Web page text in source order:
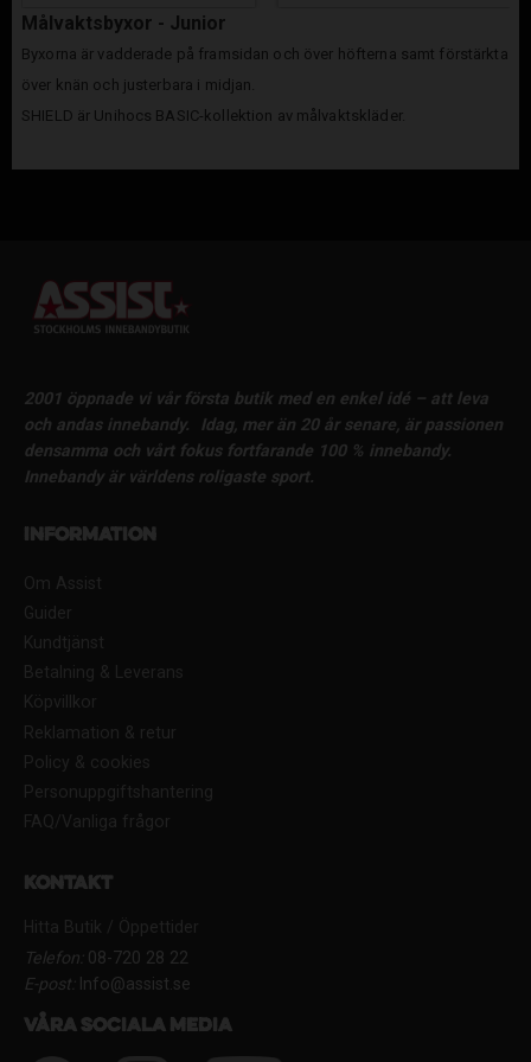
Målvaktsbyxor - Junior
Byxorna är vadderade på framsidan och över höfterna samt förstärkta
över knän och justerbara i midjan.
SHIELD är Unihocs BASIC-kollektion av målvaktskläder.
2001 öppnade vi vår första butik med en enkel idé – att leva
och andas innebandy.
Idag, mer än 20 år senare, är passionen
densamma och vårt fokus fortfarande 100 % innebandy.
Innebandy är världens roligaste sport.
Information
Om Assist
Guider
Kundtjänst
Betalning & Leverans
Köpvillkor
Reklamation & retur
Policy & cookies
Personuppgiftshantering
FAQ/Vanliga frågor
Kontakt
Hitta Butik / Öppettider
Telefon:08-720 28 22
E-post:Info@assist.se
Våra sociala media